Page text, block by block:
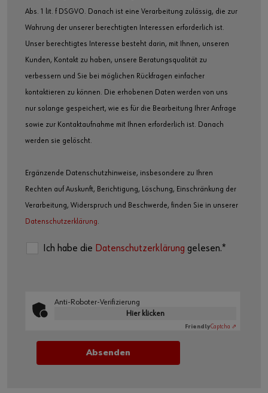
Abs. 1 lit. f DSGVO. Danach ist eine Verarbeitung zulässig, die zur
Wahrung der unserer berechtigten Interessen erforderlich ist.
Unser berechtigtes Interesse besteht darin, mit Ihnen, unseren
Kunden, Kontakt zu haben, unsere Beratungsqualität zu
verbessern und Sie bei möglichen Rückfragen einfacher
kontaktieren zu können. Die erhobenen Daten werden von uns
nur solange gespeichert, wie es für die Bearbeitung Ihrer Anfrage
sowie zur Kontaktaufnahme mit Ihnen erforderlich ist. Danach
werden sie gelöscht.
Ergänzende Datenschutzhinweise, insbesondere zu Ihren
Rechten auf Auskunft, Berichtigung, Löschung, Einschränkung der
Verarbeitung, Widerspruch und Beschwerde, finden Sie in unserer
Datenschutzerklärung.
Ich habe die Datenschutzerklärung gelesen.*
Anti-Roboter-Verifizierung
Hier klicken
FriendlyCaptcha ⇗